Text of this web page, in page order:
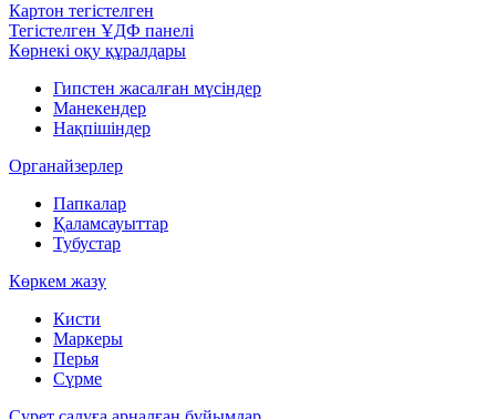
Картон тегістелген
Тегістелген ҰДФ панелі
Көрнекі оқу құралдары
Гипстен жасалған мүсіндер
Манекендер
Нақпішіндер
Органайзерлер
Папкалар
Қаламсауыттар
Тубустар
Көркем жазу
Кисти
Маркеры
Перья
Сүрме